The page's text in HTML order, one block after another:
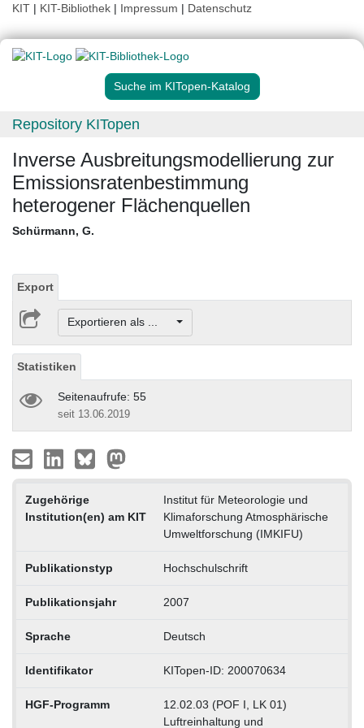
KIT | KIT-Bibliothek | Impressum | Datenschutz
Suche im KITopen-Katalog
Repository KITopen
Inverse Ausbreitungsmodellierung zur
Emissionsratenbestimmung
heterogener Flächenquellen
Schürmann, G.
Export
Exportieren als ...
Statistiken
Seitenaufrufe: 55
seit 13.06.2019
Zugehörige
Institution(en) am KIT
Institut für Meteorologie und
Klimaforschung Atmosphärische
Umweltforschung (IMKIFU)
Publikationstyp Hochschulschrift
Publikationsjahr 2007
Sprache Deutsch
Identifikator KITopen-ID: 200070634
HGF-Programm
12.02.03 (POF I, LK 01)
Luftreinhaltung und